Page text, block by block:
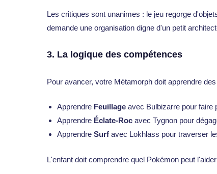
Les critiques sont unanimes : le jeu regorge
demande une organisation digne d'un petit
3. La logique des compétences
Pour avancer, votre Métamorph doit apprendre
Apprendre Feuillage avec Bulbizarre pour faire
Apprendre Éclate-Roc avec Tygnon pour
Apprendre Surf avec Lokhlass pour traverser
L'enfant doit comprendre quel Pokémon peut